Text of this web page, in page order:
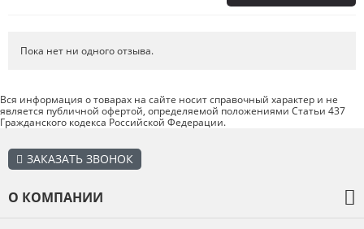
не ошиблись в своем выборе.
Доставка. Как был упакован товар? Доставили ли его вам в
оговоренный срок?
Товар . Качественный? Какие его плюсы и минусы?
Пока нет ни одного отзыва.
Вся информация о товарах на сайте носит справочный характер и не
является публичной офертой, определяемой положениями Статьи 437
Гражданского кодекса Российской Федерации.
ЗАКАЗАТЬ ЗВОНОК
О КОМПАНИИ